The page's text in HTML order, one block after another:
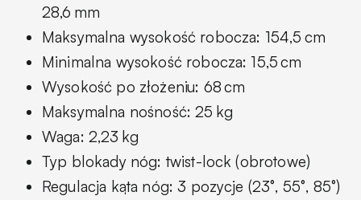
28,6 mm
Maksymalna wysokość robocza: 154,5 cm
Minimalna wysokość robocza: 15,5 cm
Wysokość po złożeniu: 68 cm
Maksymalna nośność: 25 kg
Waga: 2,23 kg
Typ blokady nóg: twist-lock (obrotowe)
Regulacja kąta nóg: 3 pozycje (23°, 55°, 85°)